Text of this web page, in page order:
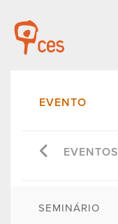
EVENTO
EVENTOS
SEMINÁRIO